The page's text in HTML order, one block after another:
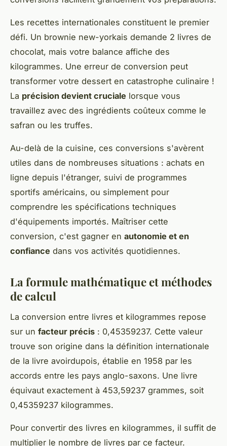
Les recettes internationales constituent le premier
défi. Un brownie new-yorkais demande 2 livres de
chocolat, mais votre balance affiche des
kilogrammes. Une erreur de conversion peut
transformer votre dessert en catastrophe culinaire !
La précision devient cruciale lorsque vous
travaillez avec des ingrédients coûteux comme le
safran ou les truffes.
Au-delà de la cuisine, ces conversions s'avèrent
utiles dans de nombreuses situations : achats en
ligne depuis l'étranger, suivi de programmes
sportifs américains, ou simplement pour
comprendre les spécifications techniques
d'équipements importés. Maîtriser cette
conversion, c'est gagner en autonomie et en
confiance dans vos activités quotidiennes.
La formule mathématique et méthodes
de calcul
La conversion entre livres et kilogrammes repose
sur un facteur précis : 0,45359237. Cette valeur
trouve son origine dans la définition internationale
de la livre avoirdupois, établie en 1958 par les
accords entre les pays anglo-saxons. Une livre
équivaut exactement à 453,59237 grammes, soit
0,45359237 kilogrammes.
Pour convertir des livres en kilogrammes, il suffit de
multiplier le nombre de livres par ce facteur.